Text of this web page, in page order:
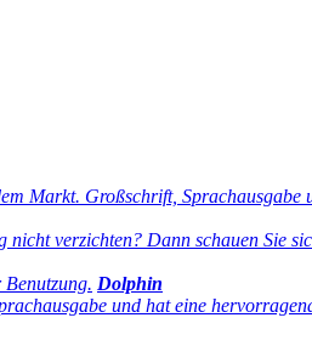
Markt. Großschrift, Sprachausgabe
verzichten? Dann schauen Sie
Dolphin
und hat eine